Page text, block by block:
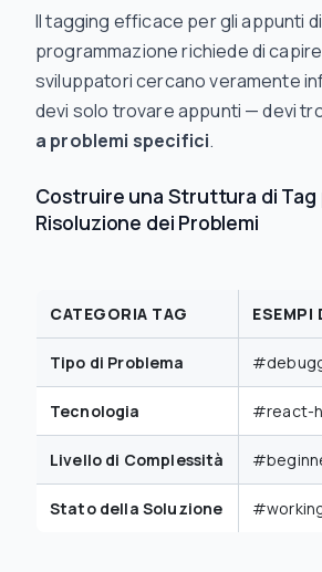
Il tagging efficace per gli appunti di
programmazione richiede di
sviluppatori cercano veramente
devi solo trovare appunti — devi
a problemi specifici.
Costruire una Struttura di Tag
Risoluzione dei Problemi
CATEGORIA TAG ESEMPI
Tipo di Problema
Tecnologia #react-
Livello di Complessità
Stato della Soluzione